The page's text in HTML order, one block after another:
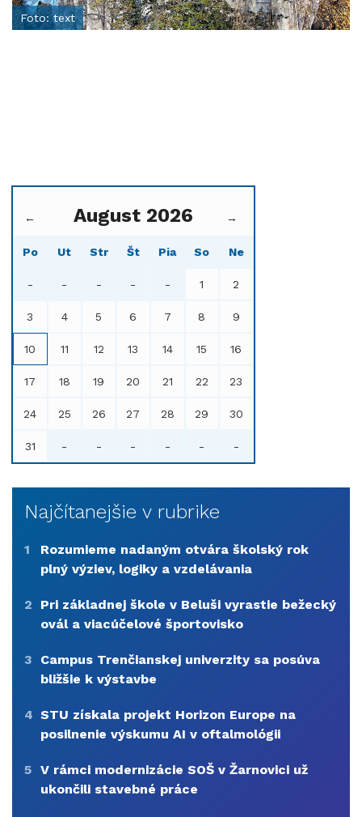
Foto: text
← August 2026 →
Po Ut Str Št Pia So Ne
- - - - - 1 2
3 4 5 6 7 8 9
10 11 12 13 14 15 16
17 18 19 20 21 22 23
24 25 26 27 28 29 30
31 - - - - - -
Najčítanejšie v rubrike
1
Rozumieme nadaným otvára školský rok
plný výziev, logiky a vzdelávania
2
Pri základnej škole v Beluši vyrastie bežecký
ovál a viacúčelové športovisko
3
Campus Trenčianskej univerzity sa posúva
bližšie k výstavbe
4 STU získala projekt Horizon Europe na
posilnenie výskumu AI v oftalmológii
5 V rámci modernizácie SOŠ v Žarnovici už
ukončili stavebné práce